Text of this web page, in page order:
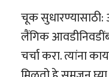
चूक सुधारण्यासाठी:
लैंगिक
चर्चा करा.